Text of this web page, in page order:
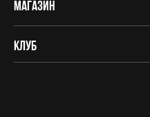
Магазин
Клуб